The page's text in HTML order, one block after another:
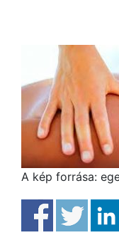
A kép forrása: